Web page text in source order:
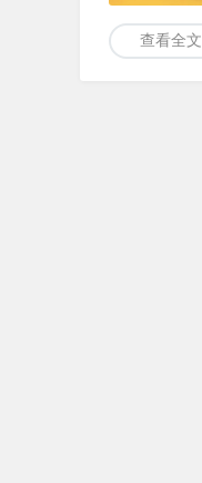
查看全文